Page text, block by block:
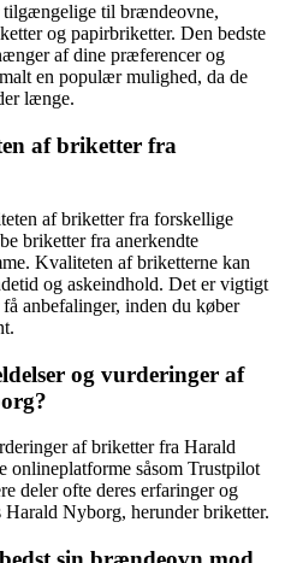
til brændeovne,
og papirbriketter. Den bedste
af dine præferencer og
en populær mulighed, da de
længe.
af briketter fra
af briketter fra forskellige
briketter fra anerkendte
Kvaliteten af briketterne kan
og askeindhold. Det er vigtigt
anbefalinger, inden du køber
og vurderinger af
af briketter fra Harald
onlineplatforme såsom Trustpilot
deler ofte deres erfaringer og
Nyborg, herunder briketter.